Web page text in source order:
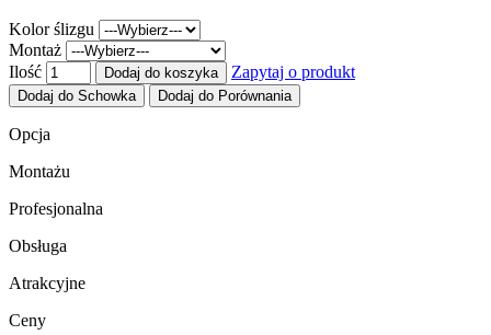
Kolor ślizgu
Montaż
Ilość
Dodaj do koszyka Zapytaj o produkt
Dodaj do Schowka Dodaj do Porównania
Opcja
Montażu
Profesjonalna
Obsługa
Atrakcyjne
Ceny